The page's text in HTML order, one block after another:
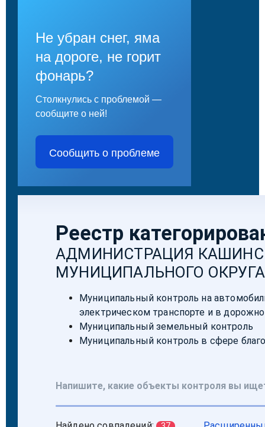
Не убран снег, яма
на дороге, не горит
фонарь?
Столкнулись с проблемой —
сообщите о ней!
Сообщить о проблеме